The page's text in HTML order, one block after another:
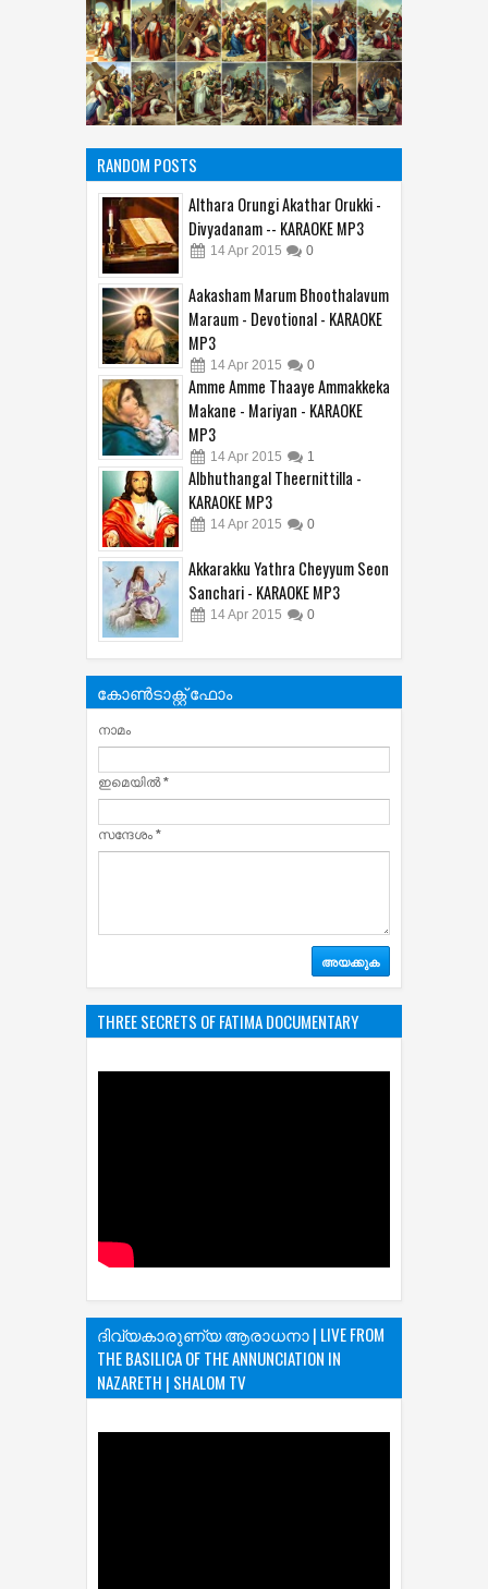
RANDOM POSTS
Althara Orungi Akathar Orukki -
Divyadanam -- KARAOKE MP3
14Apr 2015 0
Aakasham Marum Bhoothalavum
Maraum - Devotional - KARAOKE
MP3
14Apr 2015 0
Amme Amme Thaaye Ammakkeka
Makane - Mariyan - KARAOKE
MP3
14Apr 2015 1
Albhuthangal Theernittilla -
KARAOKE MP3
14Apr 2015 0
Akkarakku Yathra Cheyyum Seon
Sanchari - KARAOKE MP3
14Apr 2015 0
കോൺടാക്റ്റ് ഫോം
നാമം
ഇമെയില്‍*
സന്ദേശം *
THREE SECRETS OF FATIMA DOCUMENTARY
ദിവ്യകാരുണ്യ ആരാധനാ | LIVE FROM
THE BASILICA OF THE ANNUNCIATION IN
NAZARETH | SHALOM TV